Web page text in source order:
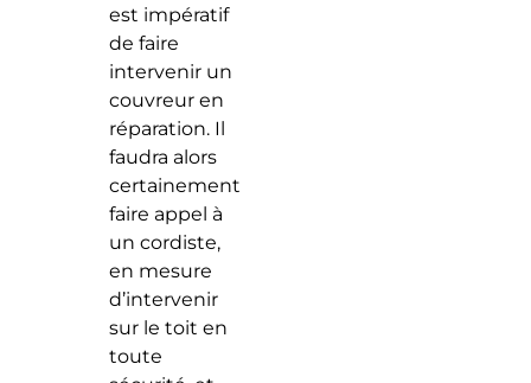
est impératif
de faire
intervenir un
couvreur en
réparation. Il
faudra alors
certainement
faire appel à
un cordiste,
en mesure
d’intervenir
sur le toit en
toute